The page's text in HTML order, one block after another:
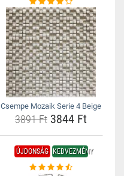
Csempe Mozaik Serie 4 Beige
3891 Ft 3844 Ft
ÚJDONSÁG KEDVEZMÉNY